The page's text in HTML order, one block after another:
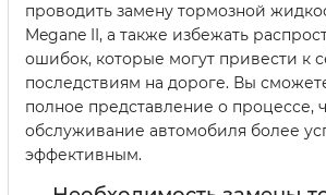
проводить замену тормозной
Megane II, а также избежать
ошибок, которые могут привести к
последствиям на дороге. Вы
полное представление о процессе,
обслуживание автомобиля более
эффективным.